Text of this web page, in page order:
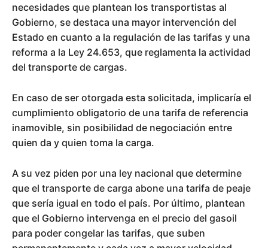
necesidades que plantean los transportistas al
Gobierno, se destaca una mayor intervención del
Estado en cuanto a la regulación de las tarifas y una
reforma a la Ley 24.653, que reglamenta la actividad
del transporte de cargas.
En caso de ser otorgada esta solicitada, implicaría el
cumplimiento obligatorio de una tarifa de referencia
inamovible, sin posibilidad de negociación entre
quien da y quien toma la carga.
A su vez piden por una ley nacional que determine
que el transporte de carga abone una tarifa de peaje
que sería igual en todo el país. Por último, plantean
que el Gobierno intervenga en el precio del gasoil
para poder congelar las tarifas, que suben